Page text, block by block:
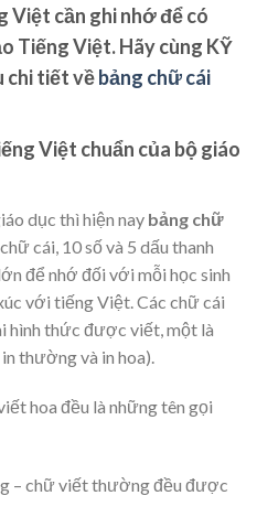
Việt cần ghi nhớ để có
Tiếng Việt. Hãy cùng KỸ
chi tiết vềbảng chữ cái
Việt chuẩn của bộ giáo
dục thì hiện nay bảng chữ
cái, 10 số và 5 dấu thanh
để nhớ đối với mỗi học sinh
với tiếng Việt. Các chữ cái
hình thức được viết, một là
thường và in hoa).
hoa đều là những tên gọi
– chữ viết thường đều được